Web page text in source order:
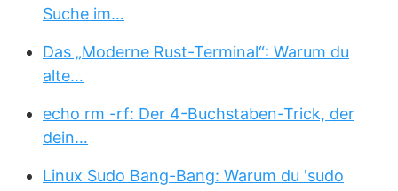
Suche im…
Das „Moderne Rust-Terminal“: Warum du
alte…
echo rm -rf: Der 4-Buchstaben-Trick, der
dein…
Linux Sudo Bang-Bang: Warum du 'sudo